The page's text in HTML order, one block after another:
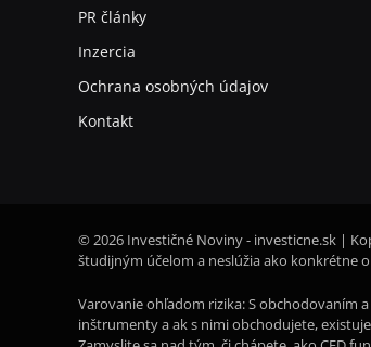
PR články
Inzercia
Ochrana osobných údajov
Kontakt
© 2026 Investičné Noviny - investicne.sk |
študijným účelom a neslúžia ako konkrétne
Varovanie ohľadom rizika: S obchodovaním
inštrumenty a ak s nimi obchodujete,